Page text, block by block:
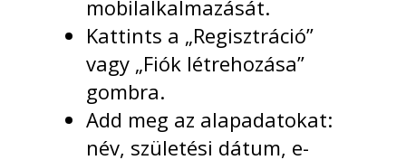
mobilalkalmazását.
Kattints a „Regisztráció”
vagy „Fiók létrehozása”
gombra.
Add meg az alapadatokat:
név, születési dátum, e-